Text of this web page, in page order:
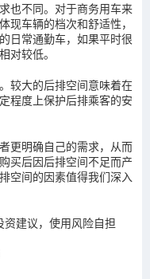
也不同。对于商务用车来
现车辆的档次和舒适性，
日常通勤车，如果平时很
对较低。
较大的后排空间意味着在
程度上保护后排乘客的安
更明确自己的需求，从而
买后因后排空间不足而产
空间的因素值得我们深入
建议，使用风险自担